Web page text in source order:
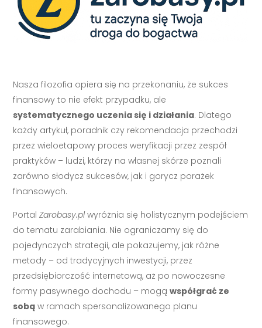
Nasza filozofia opiera się na przekonaniu, że sukces
finansowy to nie efekt przypadku, ale
systematycznego uczenia się i działania. Dlatego
każdy artykuł, poradnik czy rekomendacja przechodzi
przez wieloetapowy proces weryfikacji przez zespół
praktyków – ludzi, którzy na własnej skórze poznali
zarówno słodycz sukcesów, jak i gorycz porażek
finansowych.
PortalZarobasy.pl wyróżnia się holistycznym podejściem
do tematu zarabiania. Nie ograniczamy się do
pojedynczych strategii, ale pokazujemy, jak różne
metody – od tradycyjnych inwestycji, przez
przedsiębiorczość internetową, aż po nowoczesne
formy pasywnego dochodu – mogąwspółgrać ze
sobą w ramach spersonalizowanego planu
finansowego.